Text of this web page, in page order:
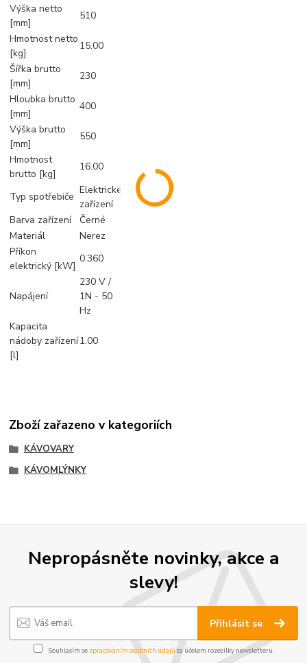
Výška netto
[mm]
510
Hmotnost netto
[kg]
15.00
Šířka brutto
[mm]
230
Hloubka brutto
[mm]
400
Výška brutto
[mm]
550
Hmotnost
brutto [kg]
16.00
Typ spotřebiče
Elektrické
zařízení
Barva zařízení
Černé
Materiál
Nerez
Příkon
elektrický [kW]
0.360
Napájení
230 V /
1N - 50
Hz
Kapacita
nádoby zařízení
[l]
1.00
Zboží zařazeno v kategoriích
KÁVOVARY
KÁVOMLÝNKY
Nepropásněte novinky, akce a
slevy!
Přihlásit se
Souhlasím se zpracováním osobních údajůza účelem rozesílky newsletteru.